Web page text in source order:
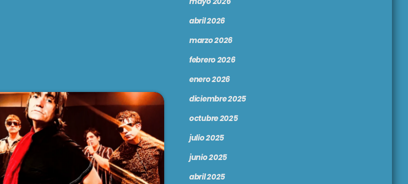
abril 2026
marzo 2026
febrero 2026
enero 2026
diciembre 2025
octubre 2025
julio 2025
junio 2025
abril 2025